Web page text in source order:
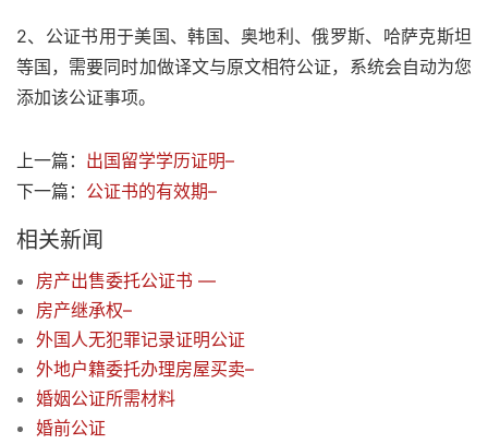
2、公证书用于美国、韩国、奥地利、俄罗斯、哈萨克斯坦
等国，需要同时加做译文与原文相符公证，系统会自动为您
添加该公证事项。
上一篇： 出国留学学历证明–
下一篇： 公证书的有效期–
相关新闻
房产出售委托公证书 —
房产继承权–
外国人无犯罪记录证明公证
外地户籍委托办理房屋买卖–
婚姻公证所需材料
婚前公证